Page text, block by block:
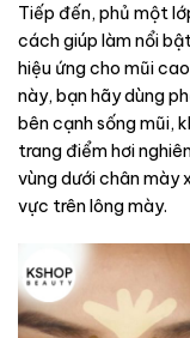
Tiếp đến, phủ một
cách giúp làm nổi
hiệu ứng cho mũi
này, bạn hãy dùng
bên cạnh sống mũi,
trang điểm hơi
vùng dưới chân mày
vực trên lông mày.